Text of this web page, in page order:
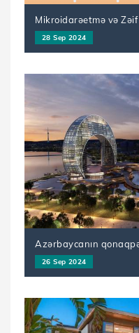
Mikroidarəetmə və
28 Sep 2024
Azərbaycanın
26 Sep 2024